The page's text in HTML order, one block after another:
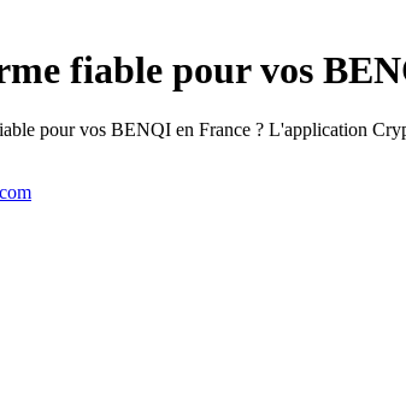
fiable pour vos
pour vos BENQI en France ? L'application